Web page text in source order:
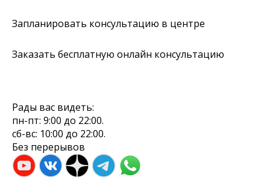
Запланировать консультацию в центре
Заказать бесплатную онлайн консультацию
Рады вас видеть:
пн-пт: 9:00 до 22:00.
сб-вс: 10:00 до 22:00.
Без перерывов